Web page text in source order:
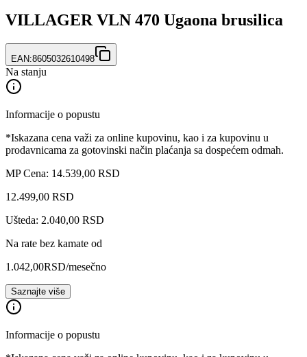
VILLAGER VLN 470 Ugaona brusilica
EAN:8605032610498
Na stanju
Informacije o popustu
*Iskazana cena važi za online kupovinu, kao i za kupovinu u
prodavnicama za gotovinski način plaćanja sa dospećem odmah.
MP Cena: 14.539,00 RSD
12.499,00 RSD
Ušteda: 2.040,00 RSD
Na rate bez kamate od
1.042,00RSD/mesečno
Saznajte više
Informacije o popustu